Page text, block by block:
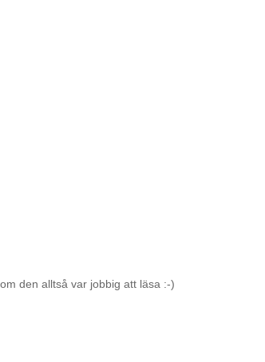
den alltså var jobbig att läsa :-)